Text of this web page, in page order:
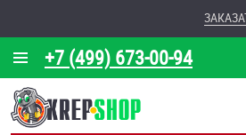
+7 (499) 673-00-94
О КОМПАНИИ